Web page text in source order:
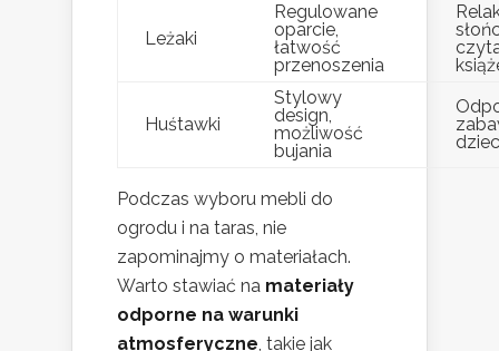
Leżaki
Regulowane
oparcie,
łatwość
przenoszenia
Huśtawki
Stylowy
design,
możliwość
bujania
Podczas wyboru mebli do
ogrodu i na taras, nie
zapominajmy o materiałach.
Warto stawiać na materiały
odporne na warunki
atmosferyczne, takie jak